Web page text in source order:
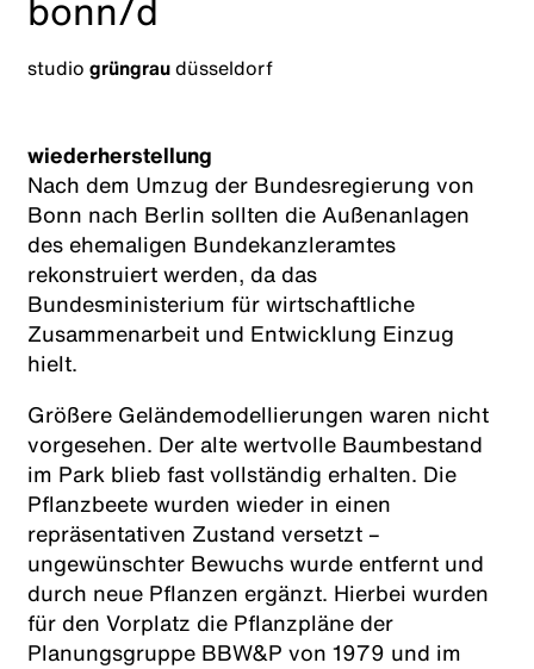
studio grüngraudüsseldorf
wiederherstellung
Nach dem Umzug der Bundesregierung von
Bonn nach Berlin sollten die Außenanlagen
des ehemaligen Bundekanzleramtes
rekonstruiert werden, da das
Bundesministerium für wirtschaftliche
Zusammenarbeit und Entwicklung Einzug
hielt.
Größere Geländemodellierungen waren nicht
vorgesehen. Der alte wertvolle Baumbestand
im Park blieb fast vollständig erhalten. Die
Pflanzbeete wurden wieder in einen
repräsentativen Zustand versetzt –
ungewünschter Bewuchs wurde entfernt und
durch neue Pflanzen ergänzt. Hierbei wurden
für den Vorplatz die Pflanzpläne der
Planungsgruppe BBW&P von 1979 und im